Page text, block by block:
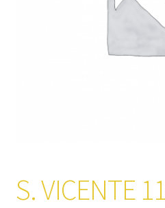
S. VICENTE